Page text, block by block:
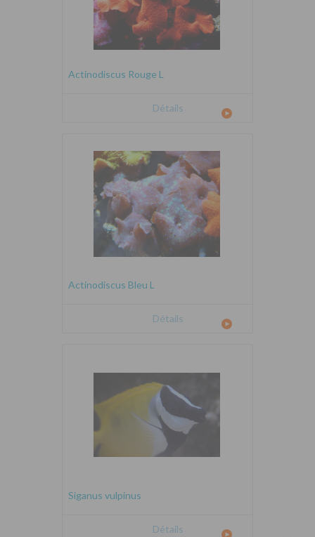
Actinodiscus Rouge L
Détails
Actinodiscus Bleu L
Détails
Siganus vulpinus
Détails